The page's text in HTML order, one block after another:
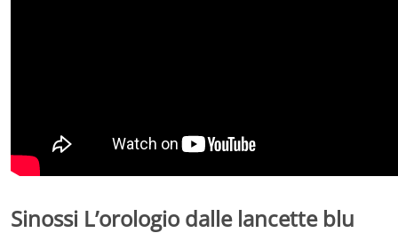
Sinossi L’orologio dalle lancette blu